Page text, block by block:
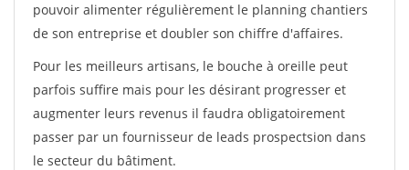
pouvoir alimenter régulièrement le planning chantiers
de son entreprise et doubler son chiffre d'affaires.
Pour les meilleurs artisans, le bouche à oreille peut
parfois suffire mais pour les désirant progresser et
augmenter leurs revenus il faudra obligatoirement
passer par un fournisseur de leads prospectsion dans
le secteur du bâtiment.